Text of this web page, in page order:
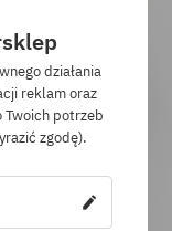
działania
reklam oraz
Twoich potrzeb
zgodę).